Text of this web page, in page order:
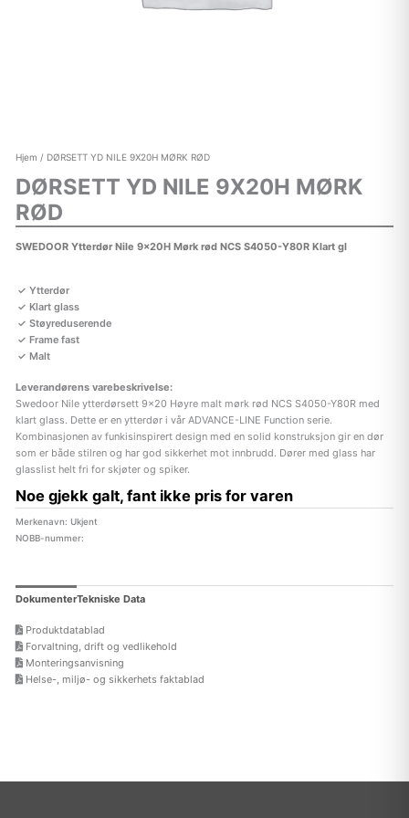
Hjem / DØRSETT YD NILE 9X20H MØRK RØD
DØRSETT YD NILE 9X20H MØRK
RØD
SWEDOOR Ytterdør Nile 9x20H Mørk rød NCS S4050-Y80R Klart gl
Ytterdør
Klart glass
Støyreduserende
Frame fast
Malt
Leverandørens varebeskrivelse:
Swedoor Nile ytterdørsett 9×20 Høyre malt mørk rød NCS S4050-Y80R med
klart glass. Dette er en ytterdør i vår ADVANCE-LINE Function serie.
Kombinasjonen av funkisinspirert design med en solid konstruksjon gir en dør
som er både stilren og har god sikkerhet mot innbrudd. Dører med glass har
glasslist helt fri for skjøter og spiker.
Noe gjekk galt, fant ikke pris for varen
Merkenavn: Ukjent
NOBB-nummer:
DokumenterTekniske Data
Produktdatablad
Forvaltning, drift og vedlikehold
Monteringsanvisning
Helse-, miljø- og sikkerhets faktablad